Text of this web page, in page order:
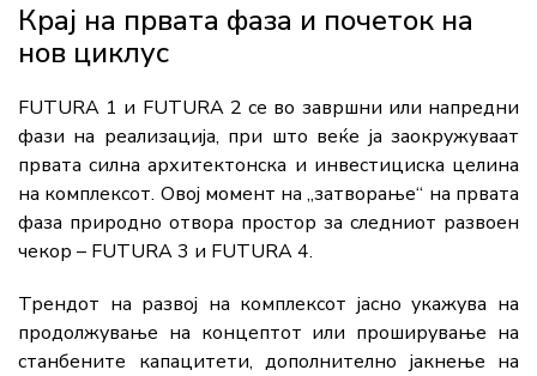
Крај на првата фаза и почеток на
нов циклус
FUTURA 1 и FUTURA 2 се во завршни или напредни
фази на реализација, при што веќе ја заокружуваат
првата силна архитектонска и инвестициска целина
на комплексот. Овој момент на „затворање“ на првата
фаза природно отвора простор за следниот развоен
чекор – FUTURA 3 и FUTURA 4.
Трендот на развој на комплексот јасно укажува на
продолжување на концептот или проширување на
станбените капацитети, дополнително јакнење на